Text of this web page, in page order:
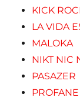
KICK
LA VIDA
MALOKA
NIKT NIC
PASAZER